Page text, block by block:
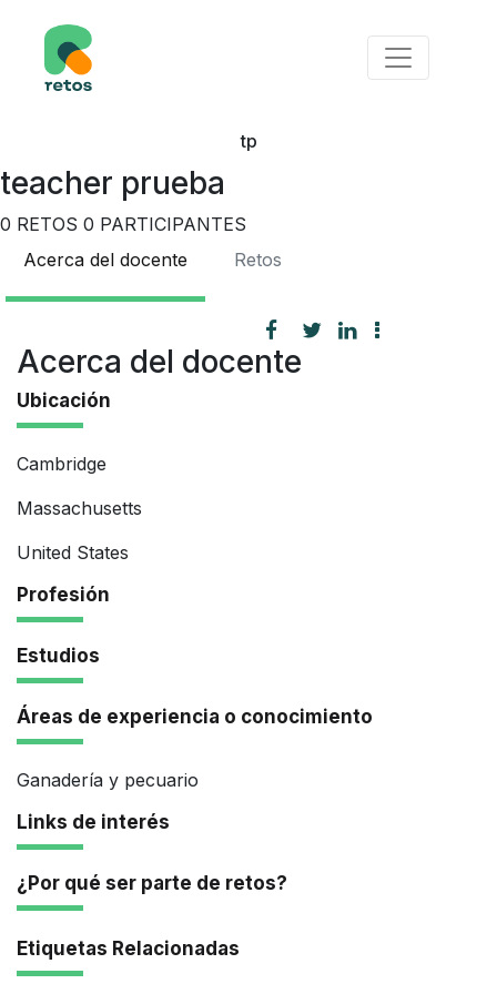
tp
teacher prueba
0 RETOS 0 PARTICIPANTES
Acerca del docente
Retos
Acerca del docente
Ubicación
Cambridge
Massachusetts
United States
Profesión
Estudios
Áreas de experiencia o conocimiento
Ganadería y pecuario
Links de interés
¿Por qué ser parte de retos?
Etiquetas Relacionadas